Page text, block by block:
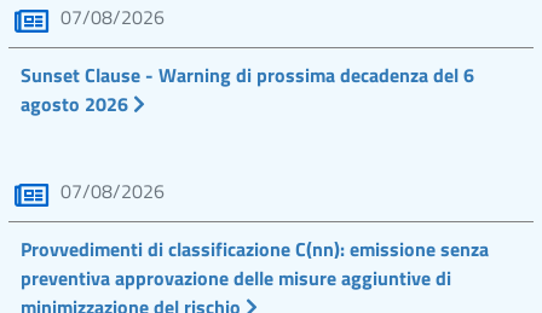
07/08/2026
Sunset Clause - Warning di prossima decadenza del 6
agosto 2026
07/08/2026
Provvedimenti di classificazione C(nn): emissione senza
preventiva approvazione delle misure aggiuntive di
minimizzazione del rischio